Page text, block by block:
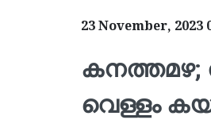
23 November, 2023
കനത്തമഴ;
വെള്ളം